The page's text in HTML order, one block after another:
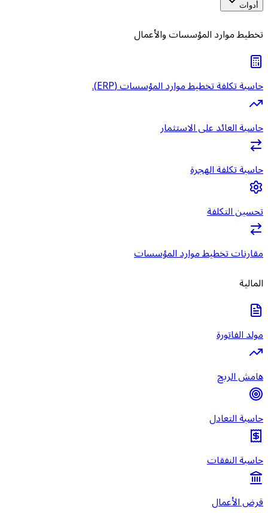
أدوات
تخطيط موارد المؤسسات والأعمال
حاسبة تكلفة تخطيط موارد المؤسسات (ERP).
حاسبة العائد على الاستثمار
حاسبة تكلفة الهجرة
تحسين التكلفة
مقارنات تخطيط موارد المؤسسات
المالية
مولد الفاتورة
هامش الربح
حاسبة التعادل
حاسبة النفقات
قرض الأعمال